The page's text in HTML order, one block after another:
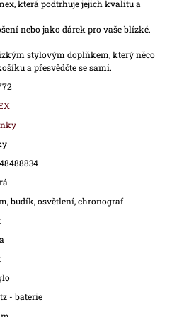
která podtrhuje jejich kvalitu a
nebo jako dárek pro vaše blízké.
stylovým doplňkem, který něco
a přesvědčte se sami.
budík, osvětlení, chronograf
- baterie